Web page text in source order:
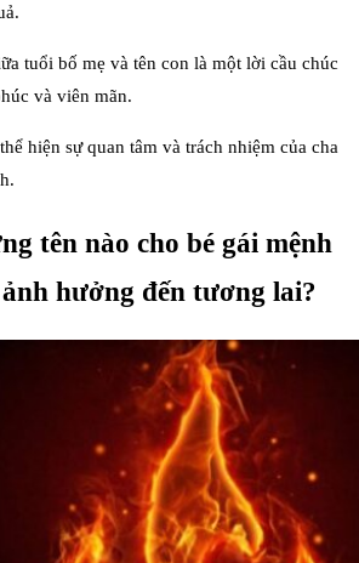
tuổi bố mẹ và tên con là một lời cầu chúc
và viên mãn.
hiện sự quan tâm và trách nhiệm của cha
tên nào cho bé gái mệnh
hưởng đến tương lai?